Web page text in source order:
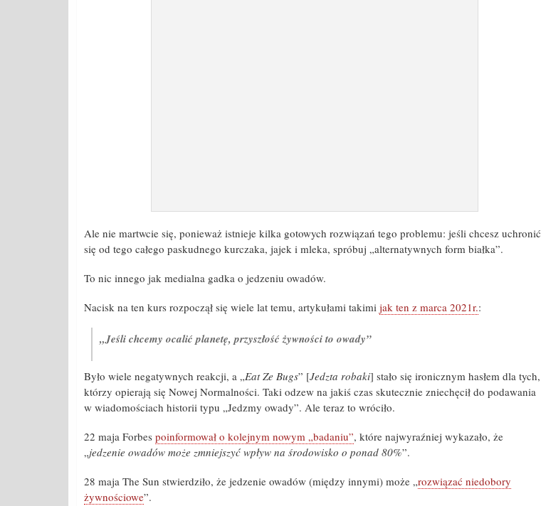
Ale nie martwcie się, ponieważ istnieje kilka gotowych rozwiązań tego problemu: jeśli chcesz uchronić
się od tego całego paskudnego kurczaka, jajek i mleka, spróbuj „alternatywnych form białka”.
To nic innego jak medialna gadka o jedzeniu owadów.
Nacisk na ten kurs rozpoczął się wiele lat temu, artykułami takimi jak ten z marca 2021r.:
„Jeśli chcemy ocalić planetę, przyszłość żywności to owady”
Było wiele negatywnych reakcji, a „Eat Ze Bugs” [Jedzta robaki] stało się ironicznym hasłem dla tych,
którzy opierają się Nowej Normalności. Taki odzew na jakiś czas skutecznie zniechęcił do podawania
w wiadomościach historii typu „Jedzmy owady”. Ale teraz to wróciło.
22 maja Forbes poinformował o kolejnym nowym „badaniu”, które najwyraźniej wykazało, że
„jedzenie owadów może zmniejszyć wpływ na środowisko o ponad 80%”.
28 maja The Sun stwierdziło, że jedzenie owadów (między innymi) może „rozwiązać niedobory
żywnościowe”.